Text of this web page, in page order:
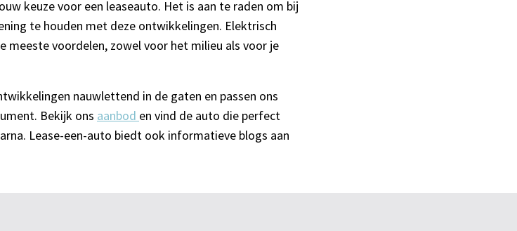
keuze voor een leaseauto. Het is aan te raden om bij
te houden met deze ontwikkelingen. Elektrisch
meeste voordelen, zowel voor het milieu als voor je
nauwlettend in de gaten en passen ons
Bekijk ons aanbod en vind de auto die perfect
Lease-een-auto biedt ook informatieve blogs aan